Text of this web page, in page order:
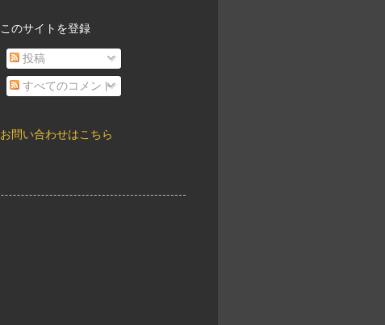
このサイトを登録
投稿
すべてのコメント
お問い合わせはこちら